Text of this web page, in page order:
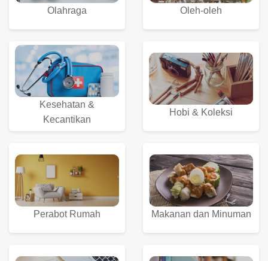
Olahraga Oleh-oleh
Kesehatan &
Kecantikan
Hobi & Koleksi
Perabot Rumah Makanan dan Minuman